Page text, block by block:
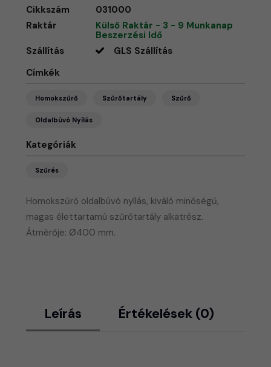
Homokszűrő oldalbúvó nyílás, kiváló minőségű,
magas élettartamú szűrőtartály alkatrész.
Átmérője: Ø400 mm.
Cikkszám
031000
Raktár
Külső Raktár - 3 - 9 Munkanap
Beszerzési Idő
Szállítás
GLS Szállítás
Címkék
Homokszűrő Szűrőtartály Szűrő
Oldalbúvó Nyílás
Kategóriák
Szűrés
Leírás Értékelések (0)